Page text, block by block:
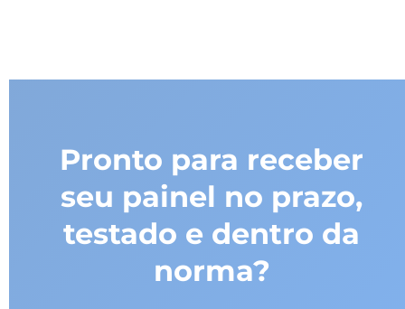
Pronto para receber
seu painel no prazo,
testado e dentro da
norma?